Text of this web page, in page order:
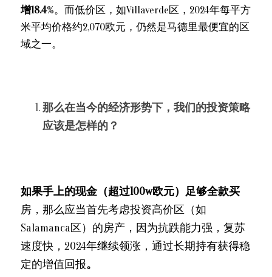
增18.4%。而低价区，如Villaverde区，2024年每平方
米平均价格约2,070欧元，仍然是马德里最便宜的区
域之一。
那么在当今的经济形势下，我们的投资策略
应该是怎样的？
如果手上的现金（超过100w欧元）足够全款买
房，那么应当首先考虑投资高价区（如
Salamanca区）的房产，因为抗跌能力强，复苏
速度快，2024年继续领涨，通过长期持有获得稳
定的增值回报。